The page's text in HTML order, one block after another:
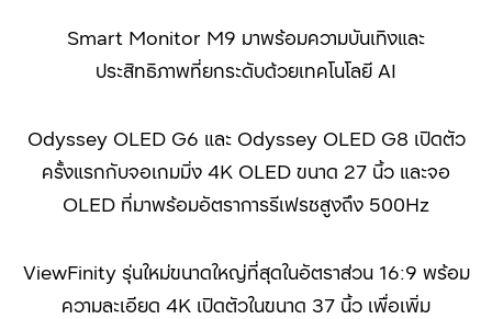
Smart Monitor M9 มาพร้อมความบันเทิงและ
ประสิทธิภาพที่ยกระดับด้วยเทคโนโลยี AI
Odyssey OLED G6 และ Odyssey OLED G8 เปิดตัว
ครั้งแรกกับจอเกมมิ่ง 4K OLED ขนาด 27 นิ้ว และจอ
OLED ที่มาพร้อมอัตราการรีเฟรชสูงถึง 500Hz
ViewFinity รุ่นใหม่ขนาดใหญ่ที่สุดในอัตราส่วน 16:9 พร้อม
ความละเอียด 4K เปิดตัวในขนาด 37 นิ้ว เพื่อเพิ่ม